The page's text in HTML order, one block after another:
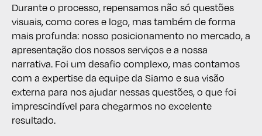
Durante o processo, repensamos não só questões
visuais, como cores e logo, mas também de forma
mais profunda: nosso posicionamento no mercado, a
apresentação dos nossos serviços e a nossa
narrativa. Foi um desafio complexo, mas contamos
com a expertise da equipe da Siamo e sua visão
externa para nos ajudar nessas questões, o que foi
imprescindível para chegarmos no excelente
resultado.